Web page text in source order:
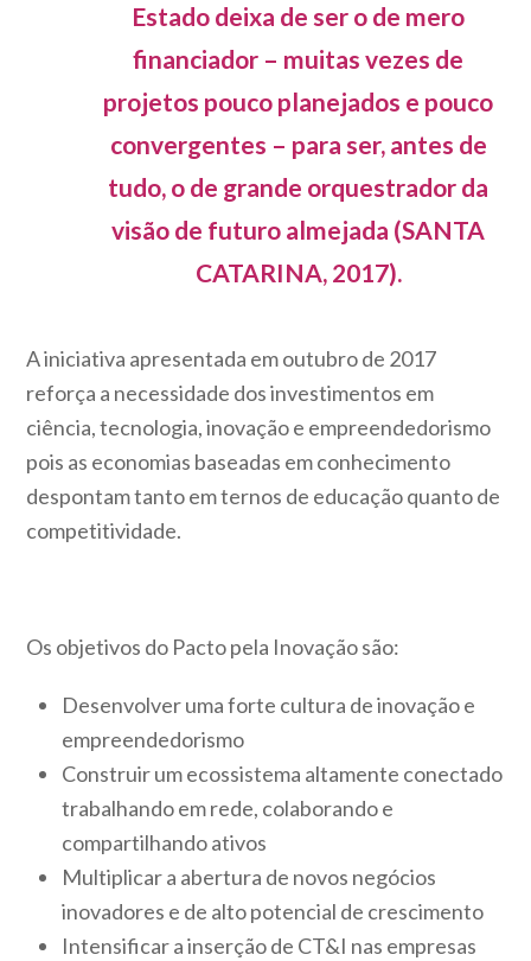
Estado deixa de ser o de mero
financiador – muitas vezes de
projetos pouco planejados e pouco
convergentes – para ser, antes de
tudo, o de grande orquestrador da
visão de futuro almejada (SANTA
CATARINA, 2017).
A iniciativa apresentada em outubro de 2017
reforça a necessidade dos investimentos em
ciência, tecnologia, inovação e empreendedorismo
pois as economias baseadas em conhecimento
despontam tanto em ternos de educação quanto de
competitividade.
Os objetivos do Pacto pela Inovação são:
Desenvolver uma forte cultura de inovação e
empreendedorismo
Construir um ecossistema altamente conectado
trabalhando em rede, colaborando e
compartilhando ativos
Multiplicar a abertura de novos negócios
inovadores e de alto potencial de crescimento
Intensificar a inserção de CT&I nas empresas